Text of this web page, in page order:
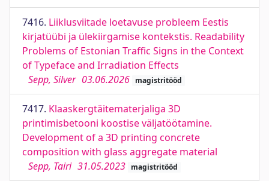
7416. Liiklusviitade loetavuse probleem Eestis
kirjatüübi ja ülekiirgamise kontekstis. Readability
Problems of Estonian Traffic Signs in the Context
of Typeface and Irradiation Effects
Sepp, Silver 03.06.2026 magistritööd
7417. Klaaskergtäitematerjaliga 3D
printimisbetooni koostise väljatöötamine.
Development of a 3D printing concrete
composition with glass aggregate material
Sepp, Tairi 31.05.2023 magistritööd